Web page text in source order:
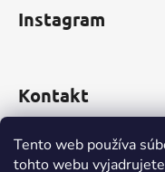
Tento web používa
tohto webu
Instagram
Kontakt
obchod@